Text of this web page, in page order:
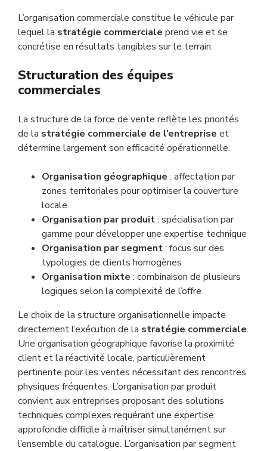
L’organisation commerciale constitue le véhicule par
lequel la stratégie commerciale prend vie et se
concrétise en résultats tangibles sur le terrain.
Structuration des équipes
commerciales
La structure de la force de vente reflète les priorités
de la stratégie commerciale de l’entreprise et
détermine largement son efficacité opérationnelle.
Organisation géographique : affectation par
zones territoriales pour optimiser la couverture
locale
Organisation par produit: spécialisation par
gamme pour développer une expertise technique
Organisation par segment: focus sur des
typologies de clients homogènes
Organisation mixte : combinaison de plusieurs
logiques selon la complexité de l’offre
Le choix de la structure organisationnelle impacte
directement l’exécution de la stratégie commerciale.
Une organisation géographique favorise la proximité
client et la réactivité locale, particulièrement
pertinente pour les ventes nécessitant des rencontres
physiques fréquentes. L’organisation par produit
convient aux entreprises proposant des solutions
techniques complexes requérant une expertise
approfondie difficile à maîtriser simultanément sur
l’ensemble du catalogue. L’organisation par segment